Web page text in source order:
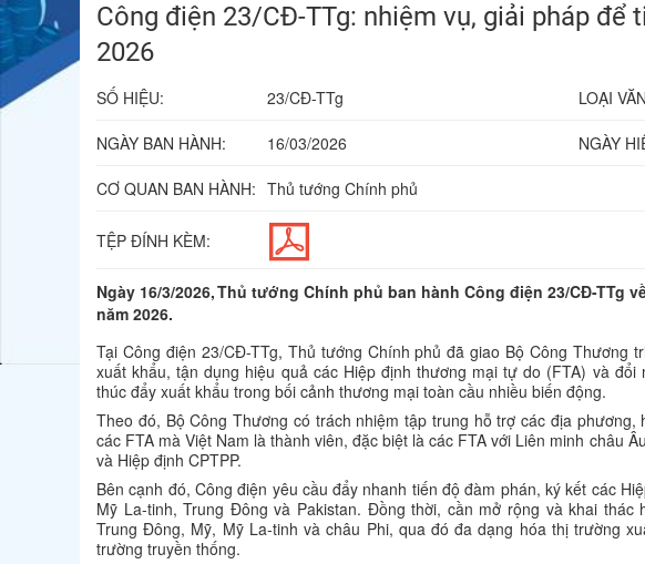
Công điện 23/CĐ-TTg: nhiệm vụ, giải pháp để
2026
SỐ HIỆU: 23/CĐ-TTg LOẠI
NGÀY BAN HÀNH: 16/03/2026 NGÀY
CƠ QUAN BAN HÀNH: Thủ tướng Chính phủ
TỆP ĐÍNH KÈM:
Ngày 16/3/2026, Thủ tướng Chính phủ ban hành Công điện 23/CĐ-TTg
năm 2026.
Tại Công điện 23/CĐ-TTg, Thủ tướng Chính phủ đã giao Bộ Công Thương
xuất khẩu, tận dụng hiệu quả các Hiệp định thương mại tự do (FTA) và
thúc đẩy xuất khẩu trong bối cảnh thương mại toàn cầu nhiều biến động.
Theo đó, Bộ Công Thương có trách nhiệm tập trung hỗ trợ các địa
các FTA mà Việt Nam là thành viên, đặc biệt là các FTA với Liên minh châu
và Hiệp định CPTPP.
Bên cạnh đó, Công điện yêu cầu đẩy nhanh tiến độ đàm phán, ký kết các
Mỹ La-tinh, Trung Đông và Pakistan. Đồng thời, cần mở rộng và khai
Trung Đông, Mỹ, Mỹ La-tinh và châu Phi, qua đó đa dạng hóa thị trường
trường truyền thống.